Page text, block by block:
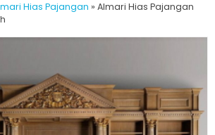
Hias Pajangan » Almari Hias Pajangan